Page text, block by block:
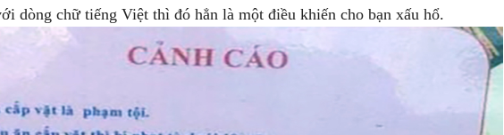
dòng chữ tiếng Việt thì đó hẳn là một điều khiến cho bạn xấu hổ.